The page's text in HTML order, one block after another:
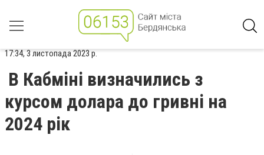
17:34, 3 листопада 2023 р.
В Кабміні визначились з
курсом долара до гривні на
2024 рік